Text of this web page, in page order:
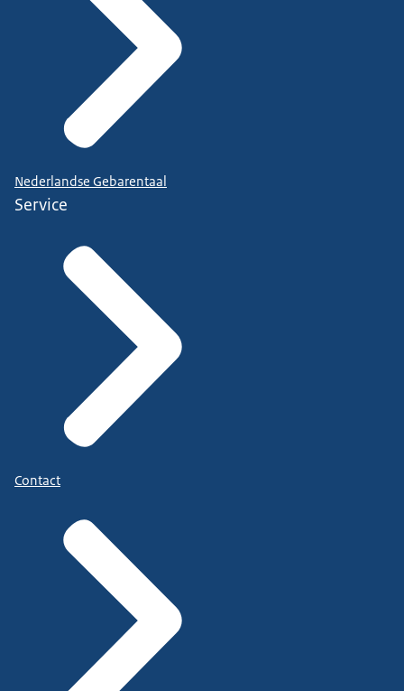
Nederlandse Gebarentaal
Service
Contact